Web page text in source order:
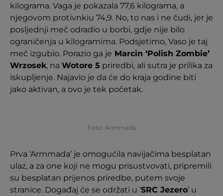
kilograma. Vaga je pokazala 77,6 kilograma, a
njegovom protivnkiu 74,9. No, to nas i ne čudi, jer je
posljednji meč odradio u borbi, gdje nije bilo
ograničenja u kilogramima. Podsjetimo, Vaso je taj
meč izgubio. Porazio ga je Marcin ‘Polish Zombie’
Wrzosek, na Wotore 5 priredbi, ali sutra je prilika za
iskupljenje. Najavio je da će do kraja godine biti
jako aktivan, a ovo je tek početak.
Foto: Armmada
Prva ‘Armmada’ je omogućila navijačima besplatan
ulaz, a za one koji ne mogu prisustvovati, pripremili
su besplatan prijenos priredbe, putem svoje
stranice. Događaj će se održati u ‘SRC Jezero‘ u